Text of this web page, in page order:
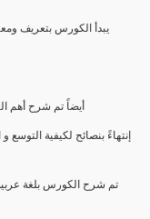
يبدأ الكورس بتعريف
أيضاً تم شرح أهم
إنتهاءً بنصائح لكيفية
تم شرح الكورس بلغة